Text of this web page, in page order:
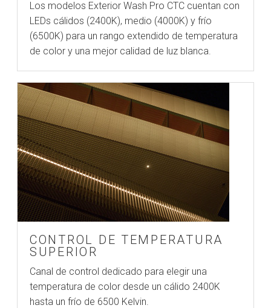
Los modelos Exterior Wash Pro CTC cuentan con
LEDs cálidos (2400K), medio (4000K) y frío
(6500K) para un rango extendido de temperatura
de color y una mejor calidad de luz blanca.
CONTROL DE TEMPERATURA
SUPERIOR
Canal de control dedicado para elegir una
temperatura de color desde un cálido 2400K
hasta un frío de 6500 Kelvin.